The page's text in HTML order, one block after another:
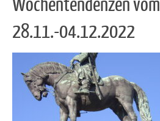
Wochentendenzen vom
28.11.-04.12.2022